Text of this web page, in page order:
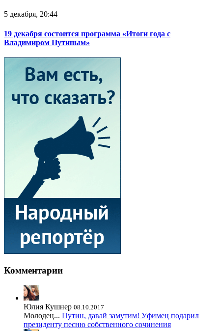
5 декабря, 20:44
19 декабря состоится программа «Итоги года с
Владимиром Путиным»
Комментарии
Юлия Кушнер 08.10.2017
Молодец... Путин, давай замутим! Уфимец подарил
президенту песню собственного сочинения